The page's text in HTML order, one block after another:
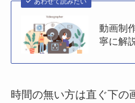
動画制
寧に解
時間の無い方は直ぐ下の